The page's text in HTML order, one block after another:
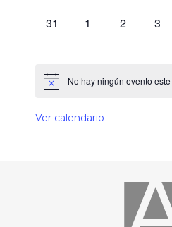
0 eventos,
31 0 eventos,
1 0 eventos,
2 0
3
No hay ningún evento
Ver calendario